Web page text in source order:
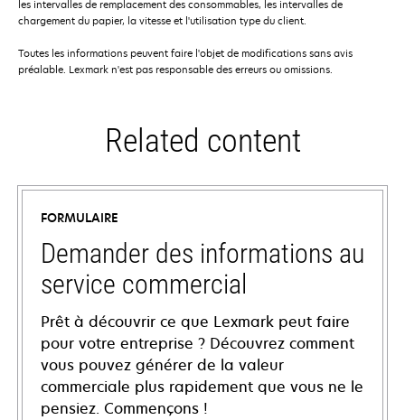
les intervalles de remplacement des consommables, les intervalles de
chargement du papier, la vitesse et l'utilisation type du client.
Toutes les informations peuvent faire l'objet de modifications sans avis
préalable. Lexmark n'est pas responsable des erreurs ou omissions.
Related content
FORMULAIRE
Demander des informations au
service commercial
Prêt à découvrir ce que Lexmark peut faire
pour votre entreprise ? Découvrez comment
vous pouvez générer de la valeur
commerciale plus rapidement que vous ne le
pensiez. Commençons !